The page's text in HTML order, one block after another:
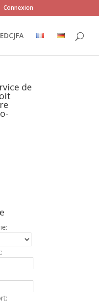
Connexion
EDCJFA
de